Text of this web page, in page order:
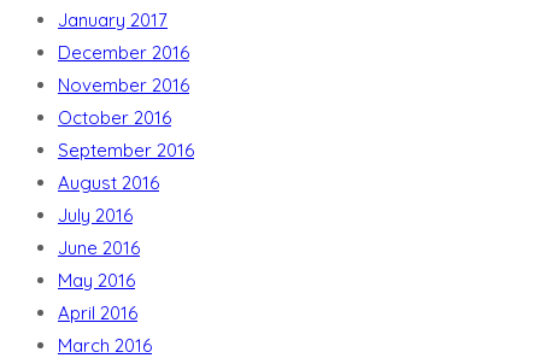
January 2017
December 2016
November 2016
October 2016
September 2016
August 2016
July 2016
June 2016
May 2016
April 2016
March 2016